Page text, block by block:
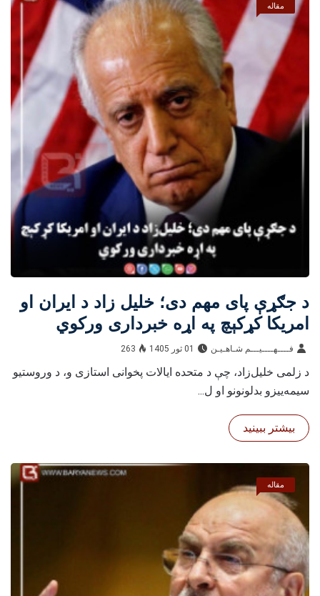
مقاله
د جګړې پای مهم دی؛ خلیل‌ زاد د ایران او
امریکا کړکېچ په اړه خبرداری ورکوي
فــــهــــيـــم شـاهـیـن‎‎ 01 ثور 1405 263
د زلمی خلیل‌زاد، چې د متحده ایالات پخوانی استازی و، د وروستیو
سیمه‌ییزو بدلونونو او ل...
بیشتر ببینید
مقاله